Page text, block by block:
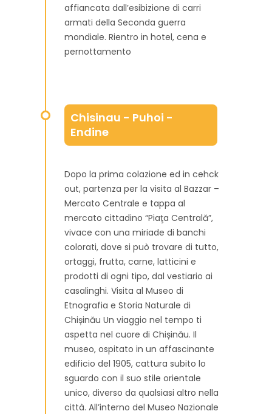
affiancata dall’esibizione di carri
armati della Seconda guerra
mondiale. Rientro in hotel, cena e
pernottamento
Chisinau - Puhoi -
Endine
Dopo la prima colazione ed in cehck
out, partenza per la visita al Bazzar –
Mercato Centrale e tappa al
mercato cittadino “Piaţa Centrală”,
vivace con una miriade di banchi
colorati, dove si può trovare di tutto,
ortaggi, frutta, carne, latticini e
prodotti di ogni tipo, dal vestiario ai
casalinghi. Visita al Museo di
Etnografia e Storia Naturale di
Chișinău Un viaggio nel tempo ti
aspetta nel cuore di Chișinău. Il
museo, ospitato in un affascinante
edificio del 1905, cattura subito lo
sguardo con il suo stile orientale
unico, diverso da qualsiasi altro nella
città. All’interno del Museo Nazionale